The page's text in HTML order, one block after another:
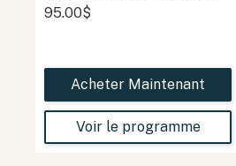
95.00$
Acheter Maintenant
Voir le programme